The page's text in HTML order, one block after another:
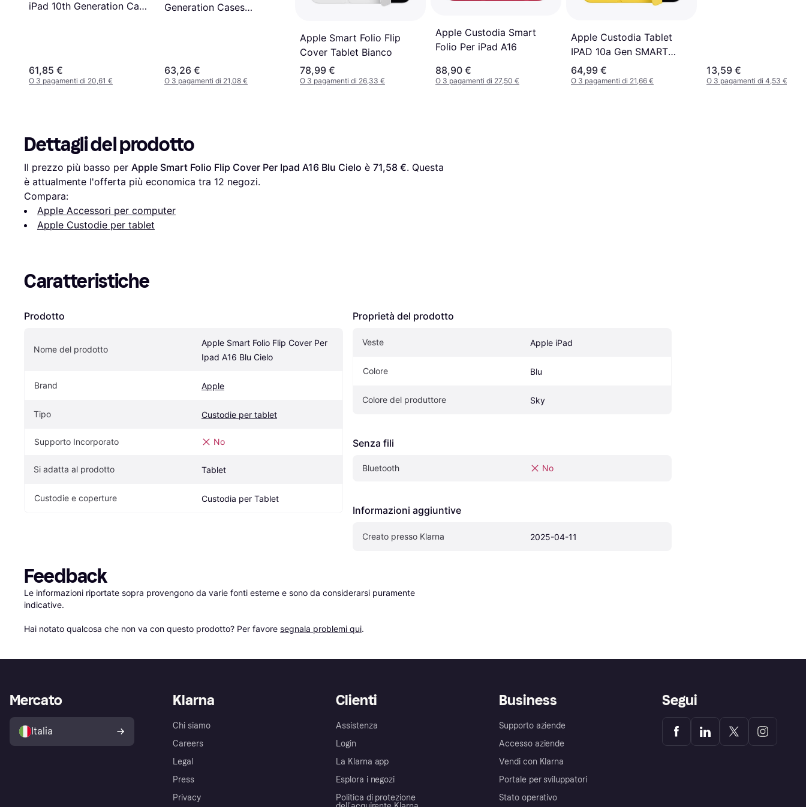
iPad 10th Generation Case
Heavy Duty Shockproof
Rugged 10.9" 10 Gen
61,85 €
O 3 pagamenti di 20,61 €
Generation Cases
Protective iPad 5 6 Gen
9.7" Case
63,26 €
O 3 pagamenti di 21,08 €
Apple Smart Folio Flip
Cover Tablet Bianco
78,99 €
O 3 pagamenti di 26,33 €
Apple Custodia Smart
Folio Per iPad A16
88,90 €
O 3 pagamenti di 27,50 €
Apple Custodia Tablet
IPAD 10a Gen SMART
Folio MDEN4ZM
64,99 €
O 3 pagamenti di 21,66 €
13,59 €
O 3 pagamenti di 4,53 €
Dettagli del prodotto
Il prezzo più basso per Apple Smart Folio Flip Cover Per Ipad A16 Blu Cielo è 71,58 €. Questa
è attualmente l'offerta più economica tra 12 negozi.
Compara:
Apple Accessori per computer
Apple Custodie per tablet
Caratteristiche
Prodotto
Nome del prodotto
Apple Smart Folio Flip Cover Per
Ipad A16 Blu Cielo
Brand Apple
Tipo Custodie per tablet
Supporto Incorporato No
Si adatta al prodotto Tablet
Custodie e coperture Custodia per Tablet
Proprietà del prodotto
Veste Apple iPad
Colore Blu
Colore del produttore Sky
Senza fili
Bluetooth No
Informazioni aggiuntive
Creato presso Klarna 2025-04-11
Feedback
Le informazioni riportate sopra provengono da varie fonti esterne e sono da considerarsi puramente
indicative.
Hai notato qualcosa che non va con questo prodotto? Per favore segnala problemi qui.
Klarna
Chi siamo
Careers
Legal
Press
Privacy
Clienti
Assistenza
Login
La Klarna app
Esplora i negozi
Politica di protezione
Business
Supporto aziende
Accesso aziende
Vendi con Klarna
Portale per sviluppatori
Stato operativo
Mercato
Italia
Segui